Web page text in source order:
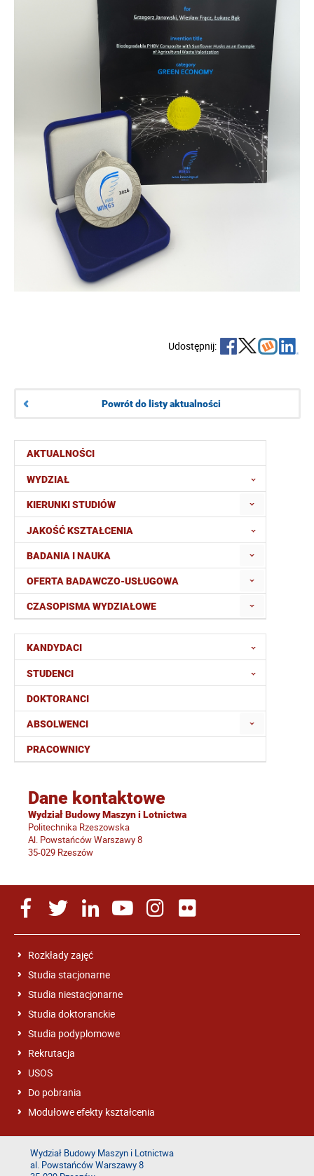
AKTUALNOŚCI
WYDZIAŁ
KIERUNKI STUDIÓW
JAKOŚĆ KSZTAŁCENIA
BADANIA I NAUKA
OFERTA BADAWCZO-USŁUGOWA
CZASOPISMA WYDZIAŁOWE
KANDYDACI
STUDENCI
DOKTORANCI
ABSOLWENCI
PRACOWNICY
Dane kontaktowe
Wydział Budowy Maszyn i Lotnictwa
Politechnika Rzeszowska
Al. Powstańców Warszawy 8
35-029 Rzeszów
Udostępnij:
Powrót do listy aktualności
Rozkłady zajęć
Studia stacjonarne
Studia niestacjonarne
Studia doktoranckie
Studia podyplomowe
Rekrutacja
USOS
Do pobrania
Modułowe efekty kształcenia
Wydział Budowy Maszyn i Lotnictwa
al. Powstańców Warszawy 8